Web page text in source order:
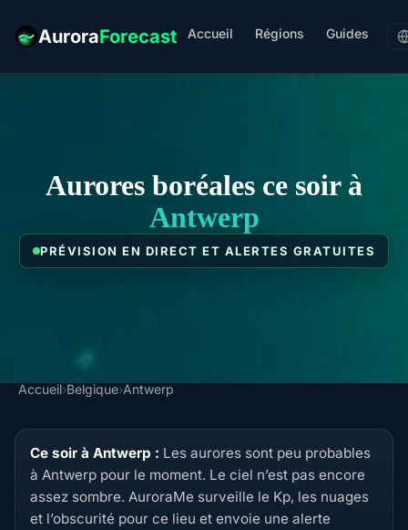
AuroraForecast Accueil Régions Guides
Aurores boréales ce soir à
Antwerp
PRÉVISION EN DIRECT ET ALERTES GRATUITES
Accueil›Belgique›Antwerp
Ce soir à Antwerp : Les aurores sont peu probables
à Antwerp pour le moment. Le ciel n’est pas encore
assez sombre. AuroraMe surveille le Kp, les nuages
et l’obscurité pour ce lieu et envoie une alerte